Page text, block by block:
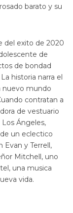
barato y su
del exito de 2020
de
de bondad
historia narra el
nuevo mundo
contratan a
de vestuario
Ángeles,
un eclectico
Evan y Terrell,
Mitchell, uno
una musica
vida.